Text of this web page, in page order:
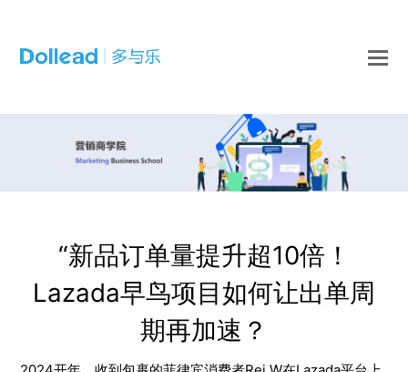
“新品订单量提升超10倍！
Lazada早鸟项目如何让出单周
期再加速？